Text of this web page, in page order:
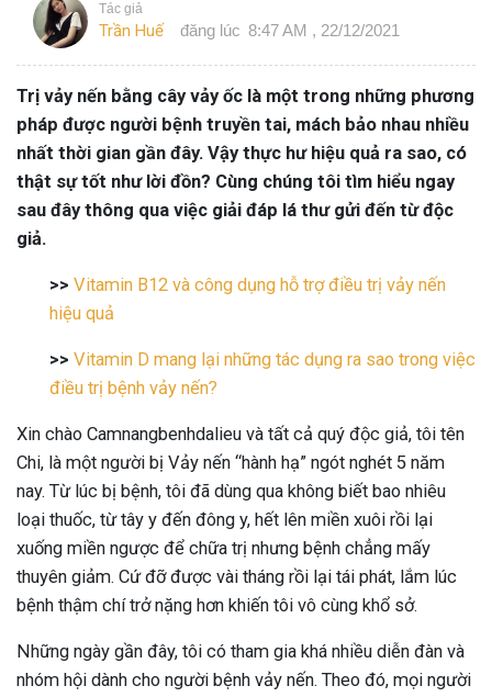
Tác giả
Trần Huế đăng lúc 8:47 AM , 22/12/2021
Trị vảy nến bằng cây vảy ốc là một trong những phương
pháp được người bệnh truyền tai, mách bảo nhau nhiều
nhất thời gian gần đây. Vậy thực hư hiệu quả ra sao, có
thật sự tốt như lời đồn? Cùng chúng tôi tìm hiểu ngay
sau đây thông qua việc giải đáp lá thư gửi đến từ độc
giả.
>> Vitamin B12 và công dụng hỗ trợ điều trị vảy nến
hiệu quả
>> Vitamin D mang lại những tác dụng ra sao trong việc
điều trị bệnh vảy nến?
Xin chào Camnangbenhdalieu và tất cả quý độc giả, tôi tên
Chi, là một người bị Vảy nến “hành hạ” ngót nghét 5 năm
nay. Từ lúc bị bệnh, tôi đã dùng qua không biết bao nhiêu
loại thuốc, từ tây y đến đông y, hết lên miền xuôi rồi lại
xuống miền ngược để chữa trị nhưng bệnh chẳng mấy
thuyên giảm. Cứ đỡ được vài tháng rồi lại tái phát, lắm lúc
bệnh thậm chí trở nặng hơn khiến tôi vô cùng khổ sở.
Những ngày gần đây, tôi có tham gia khá nhiều diễn đàn và
nhóm hội dành cho người bệnh vảy nến. Theo đó, mọi người